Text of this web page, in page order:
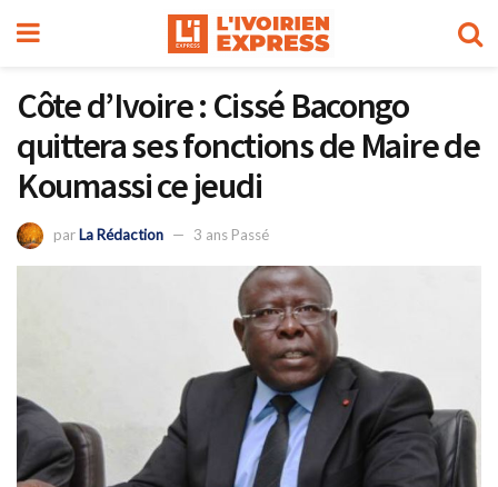
Côte d’Ivoire : Cissé Bacongo
quittera ses fonctions de Maire de
Koumassi ce jeudi
parLa Rédaction 3 ans Passé